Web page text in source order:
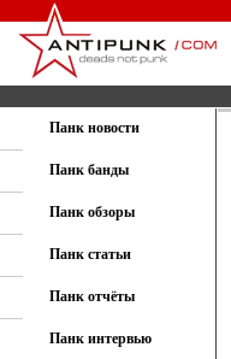
Панк новости
Панк банды
Панк обзоры
Панк статьи
Панк отчёты
Панк интервью